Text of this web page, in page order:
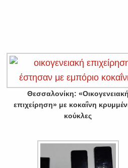
Θεσσαλονίκη: «Οικογενειακή
επιχείρηση» με κοκαΐνη
κούκλες